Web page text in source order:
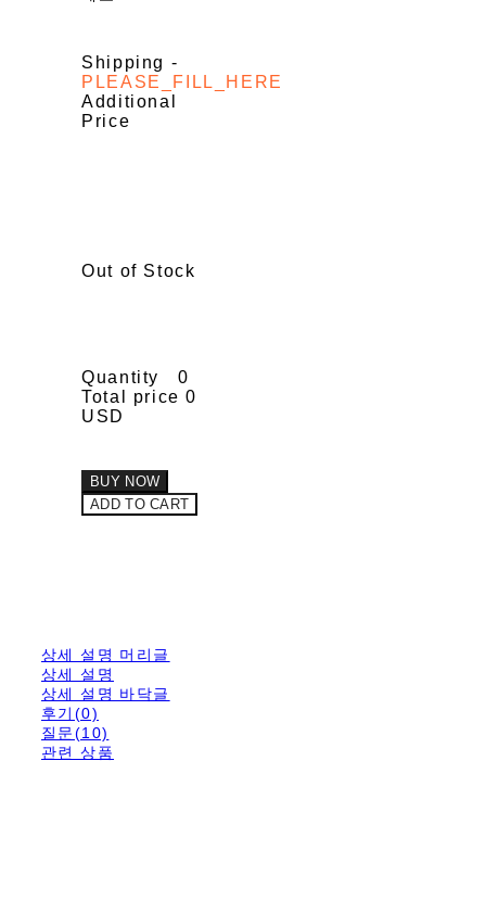
Shipping -
PLEASE_FILL_HERE
Additional
Price
Out of Stock
Quantity
0
Total price 0
USD
BUY NOW
ADD TO CART
상세 설명 머리글
상세 설명
상세 설명 바닥글
후기(0)
질문(10)
관련 상품